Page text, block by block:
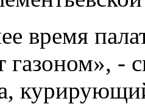
время
газоном», -